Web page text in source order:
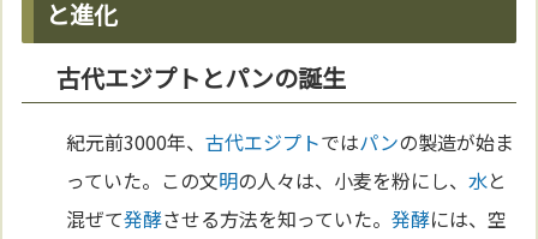
と進化
古代エジプトとパンの誕生
紀元前3000年、古代エジプトではパンの製造が始ま
っていた。この文明の人々は、小麦を粉にし、水と
混ぜて発酵させる方法を知っていた。発酵には、空